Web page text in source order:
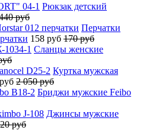
Рюкзак детский
руб
Перчатки
158 руб 170 руб
Сланцы женские
Куртка мужская
2 050 руб
Бриджи мужские Feibo
Джинсы мужские
руб